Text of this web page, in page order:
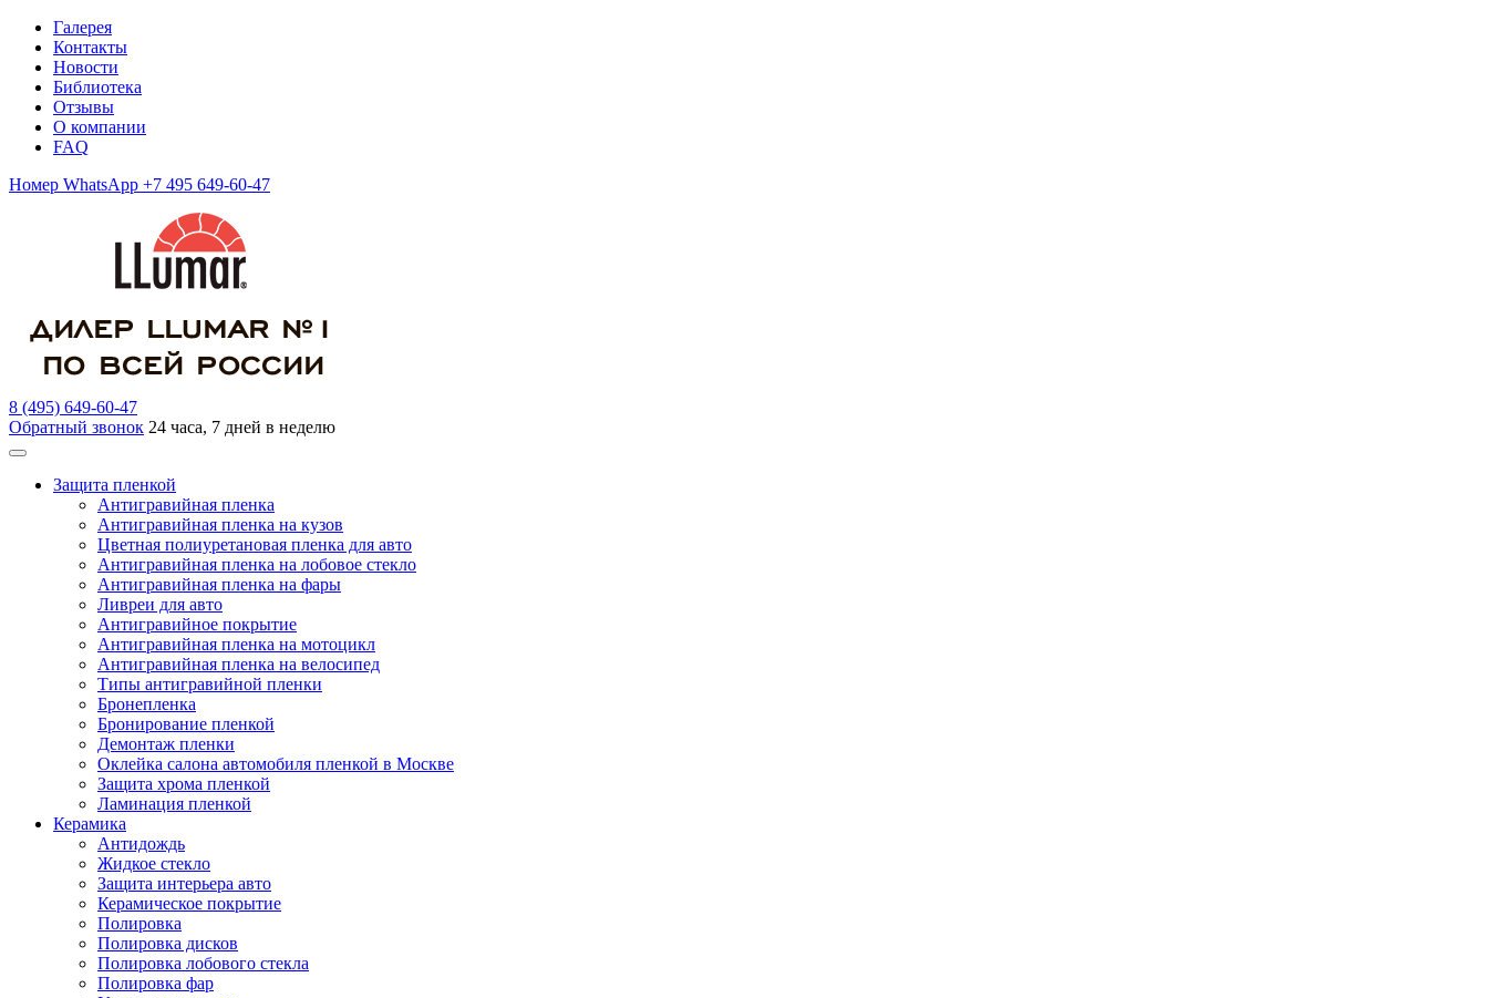
Галерея
Контакты
Новости
Библиотека
Отзывы
О компании
FAQ
Номер WhatsApp +7 495 649-60-47
8 (495) 649-60-47
Обратный звонок 24 часа, 7 дней в неделю
Защита пленкой
Антигравийная пленка
Антигравийная пленка на кузов
Цветная полиуретановая пленка для авто
Антигравийная пленка на лобовое стекло
Антигравийная пленка на фары
Ливреи для авто
Антигравийное покрытие
Антигравийная пленка на мотоцикл
Антигравийная пленка на велосипед
Типы антигравийной пленки
Бронепленка
Бронирование пленкой
Демонтаж пленки
Оклейка салона автомобиля пленкой в Москве
Защита хрома пленкой
Ламинация пленкой
Керамика
Антидождь
Жидкое стекло
Защита интерьера авто
Керамическое покрытие
Полировка
Полировка дисков
Полировка лобового стекла
Полировка фар